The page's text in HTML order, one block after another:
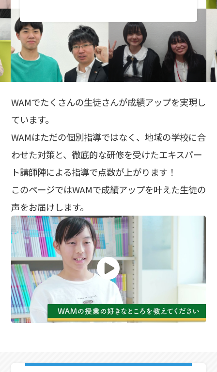
WAMでたくさんの生徒さんが成績アップを実現し
ています。
WAMはただの個別指導ではなく、地域の学校に合
わせた対策と、徹底的な研修を受けたエキスパー
ト講師陣による指導で点数が上がります！
このページではWAMで成績アップを叶えた生徒の
声をお届けします。